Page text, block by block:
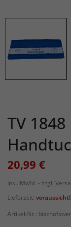
TV
20,99 €
inkl. MwSt.
zzgl.
Lieferzeit:
Artikel-Nr.: